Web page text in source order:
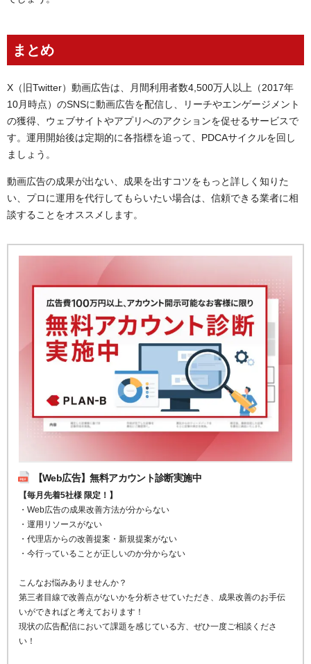
まとめ
X（旧Twitter）動画広告は、月間利用者数4,500万人以上（2017年
10月時点）のSNSに動画広告を配信し、リーチやエンゲージメント
の獲得、ウェブサイトやアプリへのアクションを促せるサービスで
す。運用開始後は定期的に各指標を追って、PDCAサイクルを回し
ましょう。
動画広告の成果が出ない、成果を出すコツをもっと詳しく知りた
い、プロに運用を代行してもらいたい場合は、信頼できる業者に相
談することをオススメします。
【Web広告】無料アカウント診断実施中
【毎月先着5社様 限定！】
・Web広告の成果改善方法が分からない
・運用リソースがない
・代理店からの改善提案・新規提案がない
・今行っていることが正しいのか分からない
こんなお悩みありませんか？
第三者目線で改善点がないかを分析させていただき、成果改善のお手伝
いができればと考えております！
現状の広告配信において課題を感じている方、ぜひ一度ご相談くださ
い！